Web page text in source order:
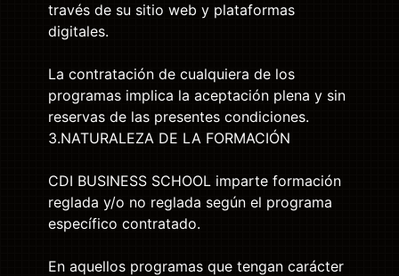
través de su sitio web y plataformas
digitales.
La contratación de cualquiera de los
programas implica la aceptación plena y sin
reservas de las presentes condiciones.
3.NATURALEZA DE LA FORMACIÓN
CDI BUSINESS SCHOOL imparte formación
reglada y/o no reglada según el programa
específico contratado.
En aquellos programas que tengan carácter